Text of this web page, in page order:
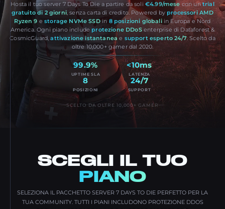
Hosta il tuo server 7 Days To Die a partire da soli €4.99/mese con untrial
gratuito di 2 giorni, senza carta di credito. Powered by processori AMD
Ryzen 9 estorage NVMe SSDin 8 posizioni globaliin Europa e Nord
America. Ogni piano include protezione DDoSenterprise di Dataforest &
CosmicGuard,attivazione istantanea e support esperto 24/7. Scelto da
oltre 10,000+ gamer dal 2020.
99.9%
UPTIME SLA
<10ms
LATENZA
8
POSIZIONI
24/7
SUPPORT
SCELTO DA OLTRE 10,000+ GAMER
SCEGLI IL TUO
PIANO
SELEZIONA IL PACCHETTO SERVER 7 DAYS TO DIE PERFETTO PER LA
TUA COMMUNITY. TUTTI I PIANI INCLUDONO PROTEZIONE DDOS